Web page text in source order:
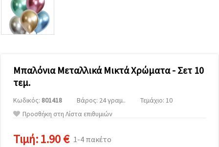
επισκεψιμότητα
και να
προβάλλουμε
πιο σχετικό
περιεχόμενο
άλλων με
τη βοήθεια
των
συνεργατών
μας για
Μπαλόνια Μεταλλικά Μικτά Χρώματα - Σετ 10
τεμ.
Κωδικός: 801418 Βάρος: 24 γραμ..
Τεμάχιο: 10
Προσθήκη στη Λίστα επιθυμιών
Τιμή:1.90 € 1-4 πακέτο